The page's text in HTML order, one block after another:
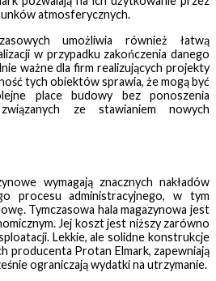
atmosferycznych​.
umożliwia również łatwą
w przypadku zakończenia danego
ważne dla firm realizujących projekty
tych obiektów sprawia, że mogą być
place budowy bez ponoszenia
ze stawianiem nowych
wymagają znacznych nakładów
procesu administracyjnego, w tym
Tymczasowa hala magazynowa jest
Jej koszt jest niższy zarówno
Lekkie, ale solidne konstrukcje
producenta Protan Elmark, zapewniają
ograniczają wydatki na utrzymanie​.